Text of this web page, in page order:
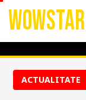
WOWSTAR
ACTUALITATE